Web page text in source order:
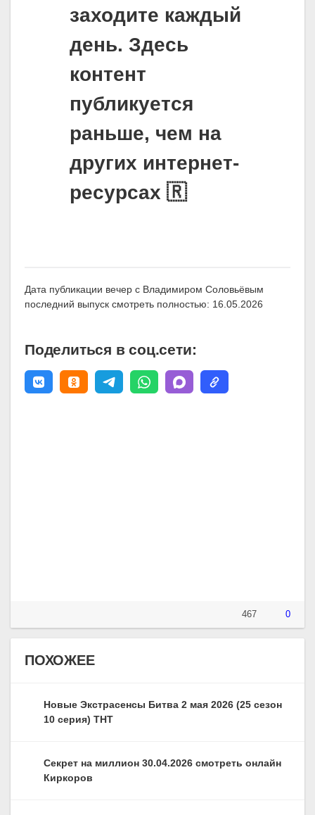
заходите каждый
день. Здесь
контент
публикуется
раньше, чем на
других интернет-
ресурсах 🇷
Дата публикации вечер с Владимиром Соловьёвым
последний выпуск смотреть полностью: 16.05.2026
Поделиться в соц.сети:
467 0
ПОХОЖЕЕ
Новые Экстрасенсы Битва 2 мая 2026 (25 сезон
10 серия) ТНТ
Секрет на миллион 30.04.2026 смотреть онлайн
Киркоров